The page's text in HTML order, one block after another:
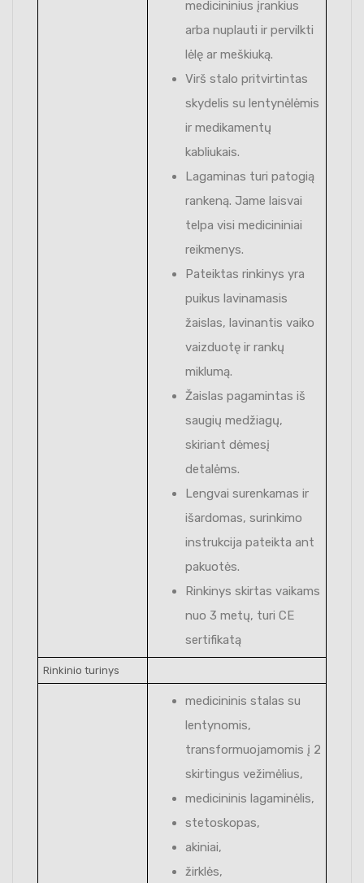
medicininius įrankius
arba nuplauti ir pervilkti
lėlę ar meškiuką.
Virš stalo pritvirtintas
skydelis su lentynėlėmis
ir medikamentų
kabliukais.
Lagaminas turi patogią
rankeną. Jame laisvai
telpa visi medicininiai
reikmenys.
Pateiktas rinkinys yra
puikus lavinamasis
žaislas, lavinantis vaiko
vaizduotę ir rankų
miklumą.
Žaislas pagamintas iš
saugių medžiagų,
skiriant dėmesį
detalėms.
Lengvai surenkamas ir
išardomas, surinkimo
instrukcija pateikta ant
pakuotės.
Rinkinys skirtas vaikams
nuo 3 metų, turi CE
sertifikatą
Rinkinio turinys
medicininis stalas su
lentynomis,
transformuojamomis į 2
skirtingus vežimėlius,
medicininis lagaminėlis,
stetoskopas,
akiniai,
žirklės,